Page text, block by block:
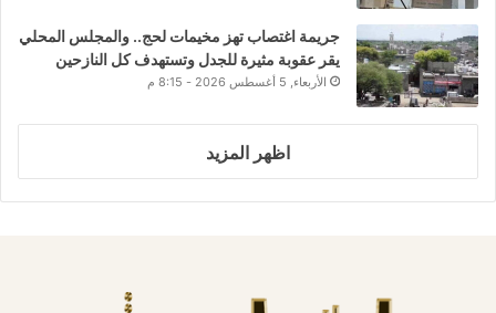
جريمة اغتصاب تهز مخيمات لحج.. والمجلس المحلي
يقر عقوبة مثيرة للجدل وتستهدف كل النازحين
الأربعاء, 5 أغسطس 2026 - 8:15 م
اظهر المزيد